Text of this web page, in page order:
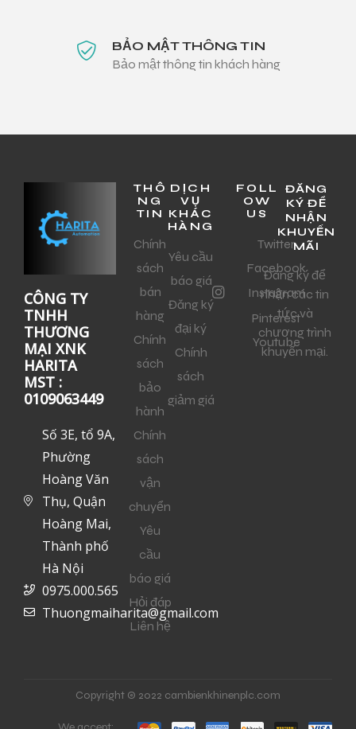
BẢO MẬT THÔNG TIN
Bảo mật thông tin khách hàng
CÔNG TY
TNHH
THƯƠNG
MẠI XNK
HARITA
MST :
0109063449
Số 3E, tổ 9A,
Phường
Hoàng Văn
Thụ, Quận
Hoàng Mai,
Thành phố
Hà Nội
0975.000.565
Thuongmaiharita@gmail.com
THÔ
NG
TIN
Chính
sách
bán
hàng
Chính
sách
bảo
hành
Chính
sách
vận
chuyển
Yêu
cầu
báo giá
Hỏi đáp
Liên hệ
DỊCH
VỤ
KHÁC
HÀNG
Yêu cầu
báo giá
Đăng ký
đại ký
Chính
sách
giảm giá
FOLL
OW
US
Twitter
Facebook
Instagram
Pinterest
Youtube
ĐĂNG
KÝ ĐỂ
NHẬN
KHUYẾN
MÃI
Đăng ký để
nhận các tin
tức và
chương trình
khuyến mại.
Copyright © 2022 cambienkhinenplc.com